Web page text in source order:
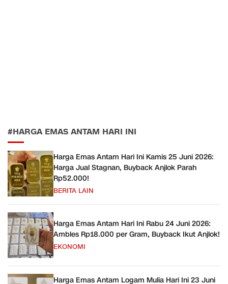
#HARGA EMAS ANTAM HARI INI
Harga Emas Antam Hari Ini Kamis 25 Juni 2026:
Harga Jual Stagnan, Buyback Anjlok Parah
Rp52.000!
BERITA LAIN
Harga Emas Antam Hari Ini Rabu 24 Juni 2026:
Ambles Rp18.000 per Gram, Buyback Ikut Anjlok!
EKONOMI
Harga Emas Antam Logam Mulia Hari Ini 23 Juni